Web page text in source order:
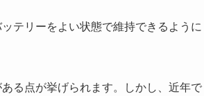
テリーをよい状態で維持できるように
る点が挙げられます。しかし、近年で